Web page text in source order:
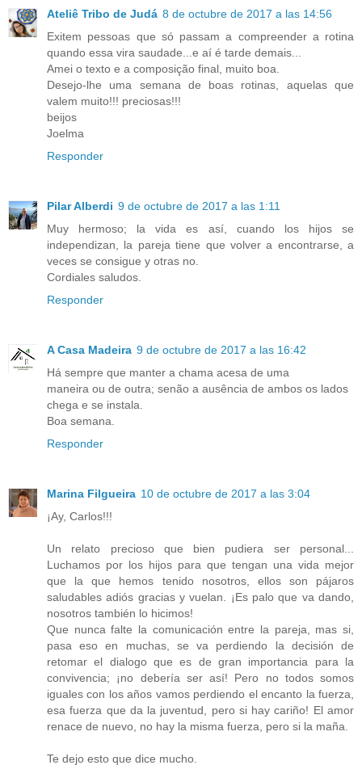
Ateliê Tribo de Judá 8 de octubre de 2017 a las 14:56
Exitem pessoas que só passam a compreender a rotina
quando essa vira saudade...e aí é tarde demais...
Amei o texto e a composição final, muito boa.
Desejo-lhe uma semana de boas rotinas, aquelas que
valem muito!!! preciosas!!!
beijos
Joelma
Responder
Pilar Alberdi 9 de octubre de 2017 a las 1:11
Muy hermoso; la vida es así, cuando los hijos se
independizan, la pareja tiene que volver a encontrarse, a
veces se consigue y otras no.
Cordiales saludos.
Responder
A Casa Madeira 9 de octubre de 2017 a las 16:42
Há sempre que manter a chama acesa de uma
maneira ou de outra; senão a ausência de ambos os lados
chega e se instala.
Boa semana.
Responder
Marina Filgueira 10 de octubre de 2017 a las 3:04
¡Ay, Carlos!!!
Un relato precioso que bien pudiera ser personal...
Luchamos por los hijos para que tengan una vida mejor
que la que hemos tenido nosotros, ellos son pájaros
saludables adiós gracias y vuelan. ¡Es palo que va dando,
nosotros también lo hicimos!
Que nunca falte la comunicación entre la pareja, mas si,
pasa eso en muchas, se va perdiendo la decisión de
retomar el dialogo que es de gran importancia para la
convivencia; ¡no debería ser así! Pero no todos somos
iguales con los años vamos perdiendo el encanto la fuerza,
esa fuerza que da la juventud, pero si hay cariño! El amor
renace de nuevo, no hay la misma fuerza, pero si la maña.
Te dejo esto que dice mucho.